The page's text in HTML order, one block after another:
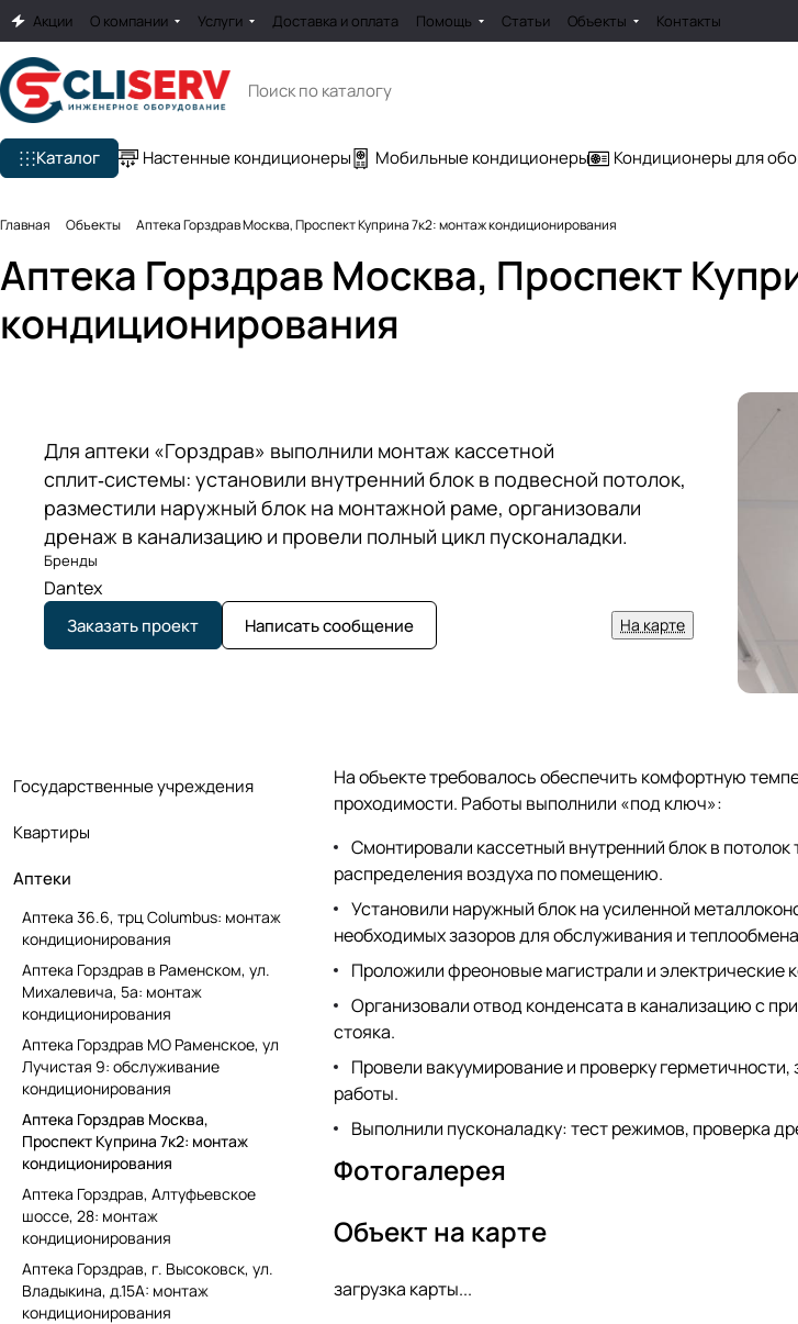
Акции О компании Услуги Доставка и оплата Помощь Статьи Объекты Контакты
Каталог Настенные кондиционеры Мобильные кондиционеры Кондиционеры для
Главная Объекты Аптека Горздрав Москва, Проспект Куприна 7к2: монтаж кондиционирования
Аптека Горздрав Москва, Проспект
кондиционирования
Для аптеки «Горздрав» выполнили монтаж кассетной
сплит‑системы: установили внутренний блок в подвесной потолок,
разместили наружный блок на монтажной раме, организовали
дренаж в канализацию и провели полный цикл пусконаладки.
Бренды
Dantex
Заказать проект Написать сообщение На карте
На объекте требовалось обеспечить комфортную
проходимости. Работы выполнили «под ключ»:
Смонтировали кассетный внутренний блок в
распределения воздуха по помещению.
Установили наружный блок на усиленной
необходимых зазоров для обслуживания и
Проложили фреоновые магистрали и
Организовали отвод конденсата в канализацию с
стояка.
Провели вакуумирование и проверку
работы.
Выполнили пусконаладку: тест режимов, проверка
Фотогалерея
Объект на карте
загрузка карты...
Государственные учреждения
Квартиры
Аптеки
Аптека 36.6, трц Columbus: монтаж
кондиционирования
Аптека Горздрав в Раменском, ул.
Михалевича, 5а: монтаж
кондиционирования
Аптека Горздрав МО Раменское, ул
Лучистая 9: обслуживание
кондиционирования
Аптека Горздрав Москва,
Проспект Куприна 7к2: монтаж
кондиционирования
Аптека Горздрав, Алтуфьевское
шоссе, 28: монтаж
кондиционирования
Аптека Горздрав, г. Высоковск, ул.
Владыкина, д.15А: монтаж
кондиционирования